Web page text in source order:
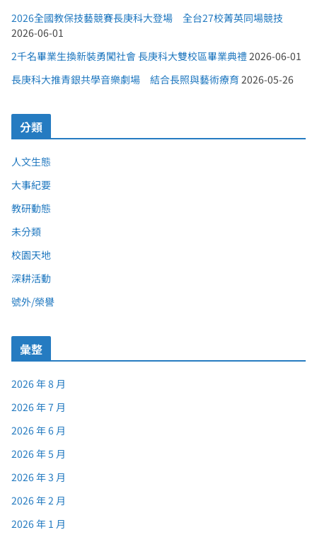
2026全國教保技藝競賽長庚科大登場 全台27校菁英同場競技
2026-06-01
2千名畢業生換新裝勇闖社會 長庚科大雙校區畢業典禮 2026-06-01
長庚科大推青銀共學音樂劇場 結合長照與藝術療育 2026-05-26
分類
人文生態
大事紀要
教研動態
未分類
校園天地
深耕活動
號外/榮譽
彙整
2026 年 8 月
2026 年 7 月
2026 年 6 月
2026 年 5 月
2026 年 3 月
2026 年 2 月
2026 年 1 月